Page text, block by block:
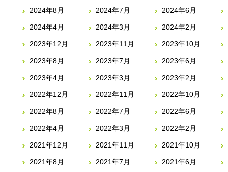
2024年8月 2024年7月 2024年6月
2024年4月 2024年3月 2024年2月
2023年12月 2023年11月 2023年10月
2023年8月 2023年7月 2023年6月
2023年4月 2023年3月 2023年2月
2022年12月 2022年11月 2022年10月
2022年8月 2022年7月 2022年6月
2022年4月 2022年3月 2022年2月
2021年12月 2021年11月 2021年10月
2021年8月 2021年7月 2021年6月